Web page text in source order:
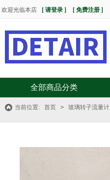
欢迎光临本店 [ 请登录 ] [ 免费注册 ]
全部商品分类
当前位置: 首页 > 玻璃转子流量计